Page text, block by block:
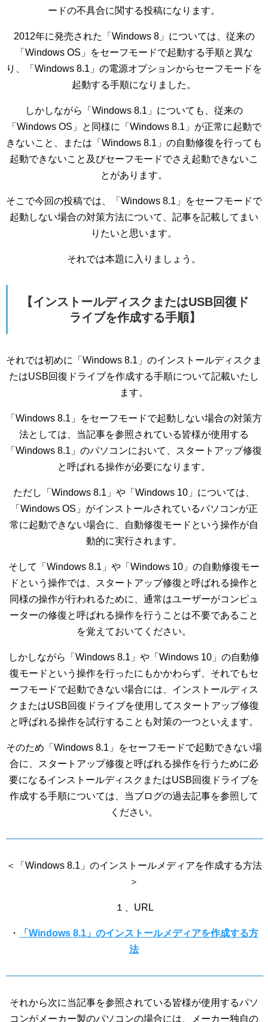
ードの不具合に関する投稿になります。
2012年に発売された「Windows 8」については、従来の
「Windows OS」をセーフモードで起動する手順と異な
り、「Windows 8.1」の電源オプションからセーフモードを
起動する手順になりました。
しかしながら「Windows 8.1」についても、従来の
「Windows OS」と同様に「Windows 8.1」が正常に起動で
きないこと、または「Windows 8.1」の自動修復を行っても
起動できないこと及びセーフモードでさえ起動できないこ
とがあります。
そこで今回の投稿では、「Windows 8.1」をセーフモードで
起動しない場合の対策方法について、記事を記載してまい
りたいと思います。
それでは本題に入りましょう。
【インストールディスクまたはUSB回復ド
ライブを作成する手順】
それでは初めに「Windows 8.1」のインストールディスクま
たはUSB回復ドライブを作成する手順について記載いたし
ます。
「Windows 8.1」をセーフモードで起動しない場合の対策方
法としては、当記事を参照されている皆様が使用する
「Windows 8.1」のパソコンにおいて、スタートアップ修復
と呼ばれる操作が必要になります。
ただし「Windows 8.1」や「Windows 10」については、
「Windows OS」がインストールされているパソコンが正
常に起動できない場合に、自動修復モードという操作が自
動的に実行されます。
そして「Windows 8.1」や「Windows 10」の自動修復モー
ドという操作では、スタートアップ修復と呼ばれる操作と
同様の操作が行われるために、通常はユーザーがコンピュ
ーターの修復と呼ばれる操作を行うことは不要であること
を覚えておいてください。
しかしながら「Windows 8.1」や「Windows 10」の自動修
復モードという操作を行ったにもかかわらず、それでもセ
ーフモードで起動できない場合には、インストールディス
クまたはUSB回復ドライブを使用してスタートアップ修復
と呼ばれる操作を試行することも対策の一つといえます。
そのため「Windows 8.1」をセーフモードで起動できない場
合に、スタートアップ修復と呼ばれる操作を行うために必
要になるインストールディスクまたはUSB回復ドライブを
作成する手順については、当ブログの過去記事を参照して
ください。
＜「Windows 8.1」のインストールメディアを作成する方法
＞
１、URL
・
「Windows 8.1」のインストールメディアを作成する方
法
それから次に当記事を参照されている皆様が使用するパソ
コンがメーカー製のパソコンの場合には、メーカー独自の